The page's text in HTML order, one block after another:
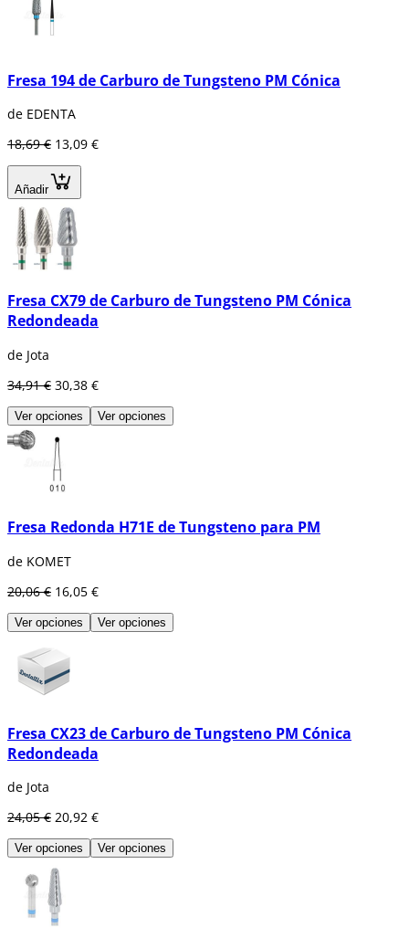
Fresa 194 de Carburo de Tungsteno PM Cónica
de EDENTA
18,69 € 13,09 €
Añadir
Fresa CX79 de Carburo de Tungsteno PM Cónica
Redondeada
de Jota
34,91 € 30,38 €
Ver opciones Ver opciones
Fresa Redonda H71E de Tungsteno para PM
de KOMET
20,06 € 16,05 €
Ver opciones Ver opciones
Fresa CX23 de Carburo de Tungsteno PM Cónica
Redondeada
de Jota
24,05 € 20,92 €
Ver opciones Ver opciones